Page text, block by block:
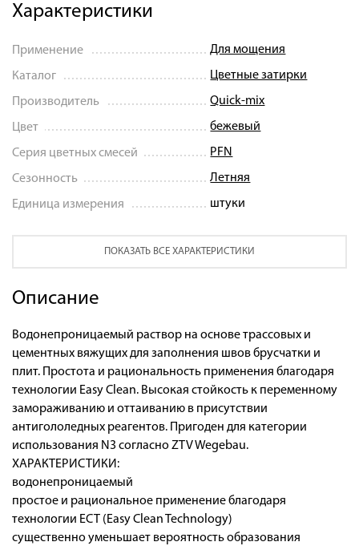
Характеристики
Применение Для мощения
Каталог Цветные затирки
Производитель Quick-mix
Цвет бежевый
Серия цветных смесей PFN
Сезонность Летняя
Единица измерения штуки
ПОКАЗАТЬ ВСЕ ХАРАКТЕРИСТИКИ
Описание
Водонепроницаемый раствор на основе трассовых и
цементных вяжущих для заполнения швов брусчатки и
плит. Простота и рациональность применения благодаря
технологии Easy Clean. Высокая стойкость к переменному
замораживанию и оттаиванию в присутствии
антигололедных реагентов. Пригоден для категории
использования N3 согласно ZTV Wegebau.
ХАРАКТЕРИСТИКИ:
водонепроницаемый
простое и рациональное применение благодаря
технологии ЕСТ (Easy Clean Technology)
существенно уменьшает вероятность образования